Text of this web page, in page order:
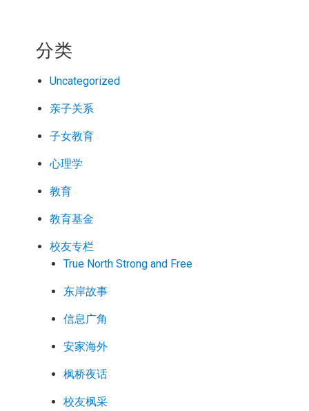
分类
Uncategorized
亲子关系
子女教育
心理学
教育
教育基金
校友专栏
True North Strong and Free
东岸故事
信息广角
安家海外
枫桥夜话
校友枫采